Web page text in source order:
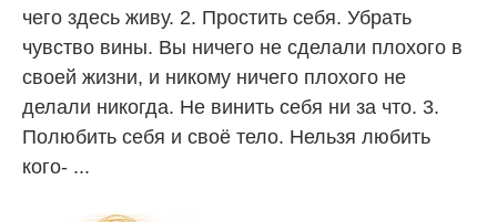
чего здесь живу. 2. Простить себя. Убрать
чувство вины. Вы ничего не сделали плохого в
своей жизни, и никому ничего плохого не
делали никогда. Не винить себя ни за что. 3.
Полюбить себя и своё тело. Нельзя любить
кого- ...